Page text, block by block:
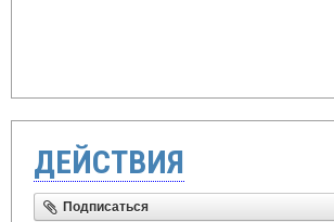
ДЕЙСТВИЯ
Подписаться